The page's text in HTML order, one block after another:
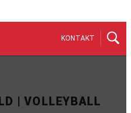
KONTAKT
| VOLLEYBALL